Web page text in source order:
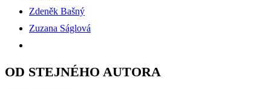
Zdeněk Bašný
Zuzana Ságlová
OD STEJNÉHO AUTORA